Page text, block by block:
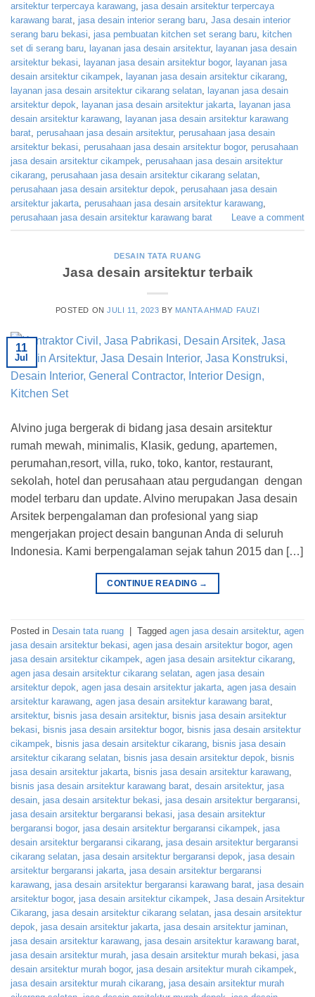
arsitektur terpercaya karawang jasa desain arsitektur terpercaya
karawang barat jasa desain interior serang baru Jasa desain interior
serang baru bekasi
jasa pembuatan kitchen set serang baru kitchen
set di serang baru layanan jasa desain arsitektur, layanan jasa desain
arsitektur bekasi
layanan jasa desain arsitektur bogor, layanan jasa
desain arsitektur cikampek
layanan jasa desain arsitektur cikarang
layanan jasa desain arsitektur cikarang selatan layanan jasa desain
arsitektur depok
layanan jasa desain arsitektur jakarta layanan jasa
desain arsitektur karawang layanan jasa desain arsitektur karawang
barat perusahaan jasa desain arsitektur, perusahaan jasa desain
arsitektur bekasi perusahaan jasa desain arsitektur bogor, perusahaan
jasa desain arsitektur cikampek perusahaan jasa desain arsitektur
cikarang perusahaan jasa desain arsitektur cikarang selatan
perusahaan jasa desain arsitektur depok perusahaan jasa desain
arsitektur jakarta perusahaan jasa desain arsitektur karawang
perusahaan jasa desain arsitektur karawang barat
Leave a comment
DESAIN TATA RUANG
Jasa desain arsitektur terbaik
POSTED ONJULI 11, 2023 BY MANTA AHMAD FAUZI
11
Jul
Alvino juga bergerak di bidang jasa desain arsitektur
rumah mewah, minimalis, Klasik, gedung, apartemen,
perumahan,resort, villa, ruko, toko, kantor, restaurant,
sekolah, hotel dan perusahaan atau pergudangan dengan
model terbaru dan update. Alvino merupakan Jasa desain
Arsitek berpengalaman dan profesional yang siap
mengerjakan project desain bangunan Anda di seluruh
Indonesia. Kami berpengalaman sejak tahun 2015 dan […]
CONTINUE READING →
Posted in Desain tata ruang Tagged agen jasa desain arsitektur, agen
jasa desain arsitektur bekasi, agen jasa desain arsitektur bogor, agen
jasa desain arsitektur cikampek, agen jasa desain arsitektur cikarang,
agen jasa desain arsitektur cikarang selatan, agen jasa desain
arsitektur depok, agen jasa desain arsitektur jakarta, agen jasa desain
arsitektur karawang, agen jasa desain arsitektur karawang barat,
arsitektur, bisnis jasa desain arsitektur, bisnis jasa desain arsitektur
bekasi, bisnis jasa desain arsitektur bogor, bisnis jasa desain arsitektur
cikampek, bisnis jasa desain arsitektur cikarang, bisnis jasa desain
arsitektur cikarang selatan, bisnis jasa desain arsitektur depok, bisnis
jasa desain arsitektur jakarta, bisnis jasa desain arsitektur karawang,
bisnis jasa desain arsitektur karawang barat, desain arsitektur, jasa
desain, jasa desain arsitektur bekasi, jasa desain arsitektur bergaransi,
jasa desain arsitektur bergaransi bekasi, jasa desain arsitektur
bergaransi bogor, jasa desain arsitektur bergaransi cikampek, jasa
desain arsitektur bergaransi cikarang, jasa desain arsitektur bergaransi
cikarang selatan, jasa desain arsitektur bergaransi depok, jasa desain
arsitektur bergaransi jakarta, jasa desain arsitektur bergaransi
karawang, jasa desain arsitektur bergaransi karawang barat, jasa desain
arsitektur bogor, jasa desain arsitektur cikampek, Jasa desain Arsitektur
Cikarang, jasa desain arsitektur cikarang selatan, jasa desain arsitektur
depok, jasa desain arsitektur jakarta, jasa desain arsitektur jaminan,
jasa desain arsitektur karawang, jasa desain arsitektur karawang barat,
jasa desain arsitektur murah, jasa desain arsitektur murah bekasi, jasa
desain arsitektur murah bogor, jasa desain arsitektur murah cikampek,
jasa desain arsitektur murah cikarang, jasa desain arsitektur murah